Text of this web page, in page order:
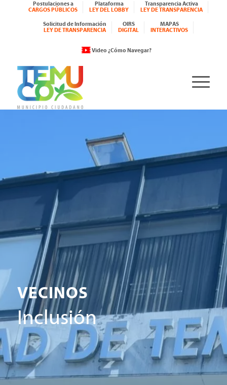
Postulaciones a
CARGOS PÚBLICOS
Plataforma
LEY DEL LOBBY
Transparencia Activa
LEY DE TRANSPARENCIA
Solicitud de Información
LEY DE TRANSPARENCIA
OIRS
DIGITAL
MAPAS
INTERACTIVOS
Video ¿Cómo Navegar?
VECINOS
Inclusión